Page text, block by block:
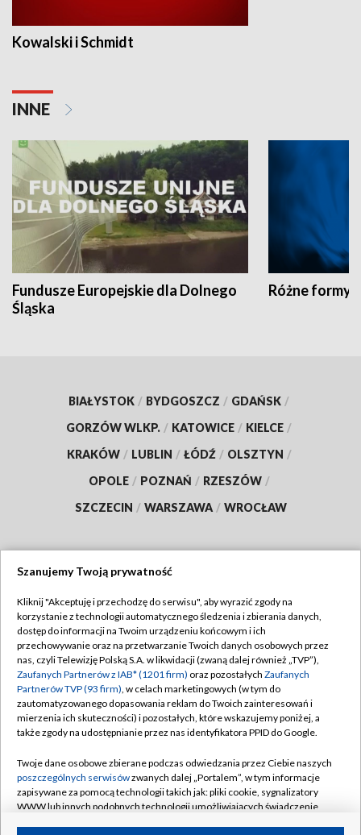
Kowalski i Schmidt
INNE
Fundusze Europejskie dla Dolnego
Śląska
Różne formy
BIAŁYSTOK / BYDGOSZCZ / GDAŃSK /
GORZÓW WLKP. / KATOWICE / KIELCE /
KRAKÓW / LUBLIN / ŁÓDŹ / OLSZTYN /
OPOLE / POZNAŃ / RZESZÓW /
SZCZECIN / WARSZAWA / WROCŁAW
TVP
Abonament TVP
Emisja w TVP
Centrum informacji TVP
Naziemna Telewizja Cyfrowa
Rada Programowa
System NOS
Informacje o nadawcy
Regulamin TVP
Polityka prywatności
Moje zgody
Pomoc
Kontakt
Kanały
Szanujemy Twoją prywatność
Kliknij "Akceptuję i przechodzę do serwisu", aby wyrazić zgody na
korzystanie z technologii automatycznego śledzenia i zbierania danych,
dostęp do informacji na Twoim urządzeniu końcowym i ich
przechowywanie oraz na przetwarzanie Twoich danych osobowych przez
nas, czyli Telewizję Polską S.A. w likwidacji (zwaną dalej również „TVP”),
Zaufanych Partnerów z IAB* (1201 firm) oraz pozostałych Zaufanych
Partnerów TVP (93 firm), w celach marketingowych (w tym do
zautomatyzowanego dopasowania reklam do Twoich zainteresowań i
mierzenia ich skuteczności) i pozostałych, które wskazujemy poniżej, a
także zgody na udostępnianie przez nas identyfikatora PPID do Google.
Twoje dane osobowe zbierane podczas odwiedzania przez Ciebie naszych
poszczególnych serwisówzwanych dalej „Portalem”, w tym informacje
zapisywane za pomocą technologii takich jak: pliki cookie, sygnalizatory
WWW lub innych podobnych technologii umożliwiających świadczenie